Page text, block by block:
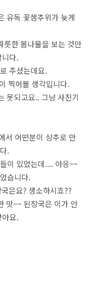
유독 꽃샘추위가 늦게
릇한 봄나물을 보는 것만
다.
주셨는데요.
찍어볼 생각입니다.
못되고요.. 그냥 사진기
서 어떤분이 상추로 만
.
이 있었는데.... 아응~~
습니다.
은요? 생소하시죠??
맛~~ 된장국은 이가 안
요.